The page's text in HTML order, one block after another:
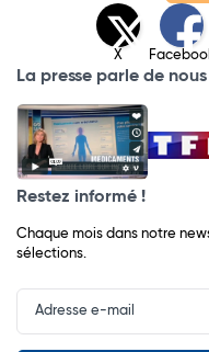
X
La presse parle de nous
Restez informé !
Chaque mois dans notre
sélections.
Input
Newsletter